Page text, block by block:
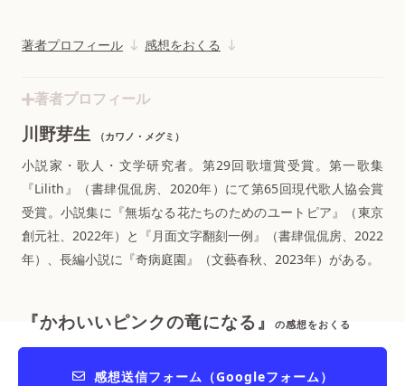
著者プロフィール 感想をおくる
著者プロフィール
川野芽生 （カワノ・メグミ）
小説家・歌人・文学研究者。第29回歌壇賞受賞。第一歌集
『Lilith』（書肆侃侃房、2020年）にて第65回現代歌人協会賞
受賞。小説集に『無垢なる花たちのためのユートピア』（東京
創元社、2022年）と『月面文字翻刻一例』（書肆侃侃房、2022
年）、長編小説に『奇病庭園』（文藝春秋、2023年）がある。
『かわいいピンクの竜になる』 の感想をおくる
感想送信フォーム（Googleフォーム）